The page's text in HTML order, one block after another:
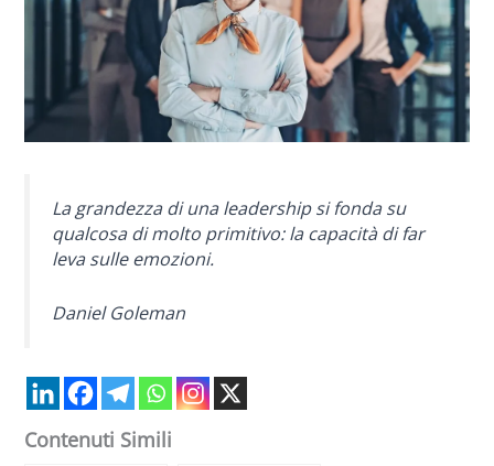
La grandezza di una leadership si fonda su
qualcosa di molto primitivo: la capacità di far
leva sulle emozioni.
Daniel Goleman
Contenuti Simili